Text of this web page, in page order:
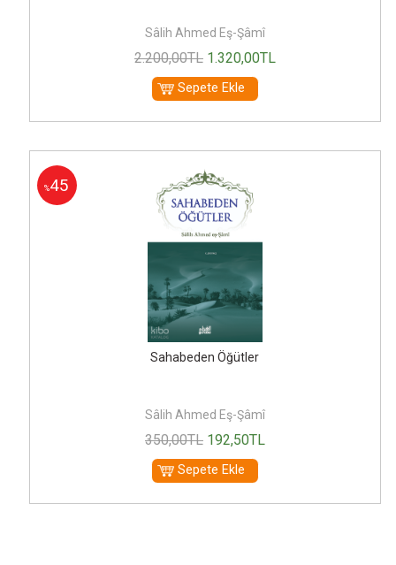
Sâlih Ahmed Eş-Şâmî
2.200,00TL 1.320,00TL
Sepete Ekle
%45
Sahabeden Öğütler
Sâlih Ahmed Eş-Şâmî
350,00TL 192,50TL
Sepete Ekle